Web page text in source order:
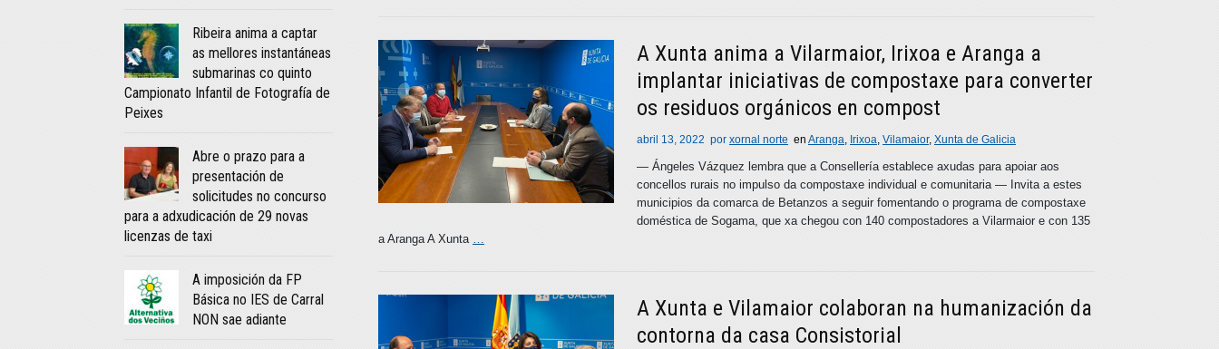
A Xunta anima a Vilarmaior, Irixoa e Aranga a
implantar iniciativas de compostaxe para converter
os residuos orgánicos en compost
abril 13, 2022 por xornal norte en Aranga, Irixoa, Vilamaior, Xunta de Galicia
— Ángeles Vázquez lembra que a Consellería establece axudas para apoiar aos
concellos rurais no impulso da compostaxe individual e comunitaria — Invita a estes
municipios da comarca de Betanzos a seguir fomentando o programa de compostaxe
doméstica de Sogama, que xa chegou con 140 compostadores a Vilarmaior e con 135
a Aranga A Xunta …
A Xunta e Vilamaior colaboran na humanización da
contorna da casa Consistorial
Ribeira anima a captar
as mellores instantáneas
submarinas co quinto
Campionato Infantil de Fotografía de
Peixes
Abre o prazo para a
presentación de
solicitudes no concurso
para a adxudicación de 29 novas
licenzas de taxi
A imposición da FP
Básica no IES de Carral
NON sae adiante